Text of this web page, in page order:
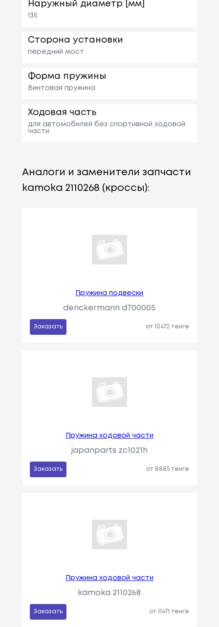
Наружный диаметр [мм]
135
Сторона установки
передний мост
Форма пружины
Винтовая пружина
Ходовая часть
для автомобилей без спортивной ходовой
части
Аналоги и заменители запчасти
kamoka 2110268 (кроссы):
Пружина подвески
denckermann d700005
Заказать от 10472 тенге
Пружина ходовой части
japanparts zc1021h
Заказать от 8885 тенге
Пружина ходовой части
kamoka 2110268
Заказать от 11471 тенге